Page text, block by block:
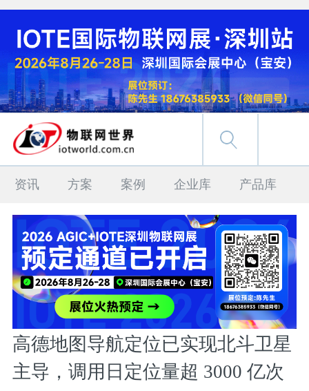
资讯 方案 案例 企业库 产品库
高德地图导航定位已实现北斗卫星
主导，调用日定位量超 3000 亿次